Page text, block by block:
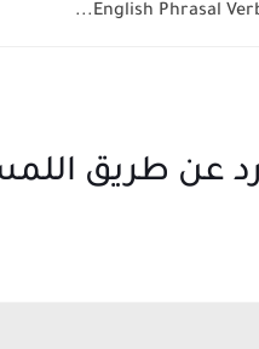
عن طريق